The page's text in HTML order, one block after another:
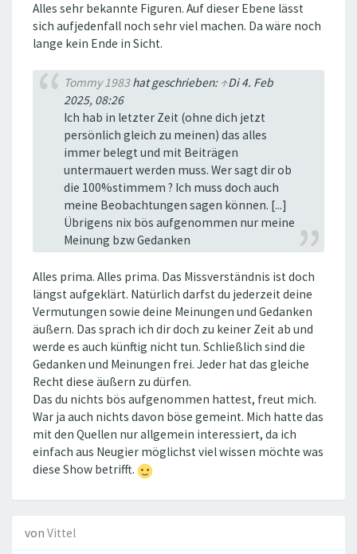
Alles sehr bekannte Figuren. Auf dieser Ebene lässt
sich aufjedenfall noch sehr viel machen. Da wäre noch
lange kein Ende in Sicht.
Tommy 1983hat geschrieben: ↑Di 4. Feb
2025, 08:26
Ich hab in letzter Zeit (ohne dich jetzt
persönlich gleich zu meinen) das alles
immer belegt und mit Beiträgen
untermauert werden muss. Wer sagt dir ob
die 100%stimmem ? Ich muss doch auch
meine Beobachtungen sagen können. [...]
Übrigens nix bös aufgenommen nur meine
Meinung bzw Gedanken
Alles prima. Alles prima. Das Missverständnis ist doch
längst aufgeklärt. Natürlich darfst du jederzeit deine
Vermutungen sowie deine Meinungen und Gedanken
äußern. Das sprach ich dir doch zu keiner Zeit ab und
werde es auch künftig nicht tun. Schließlich sind die
Gedanken und Meinungen frei. Jeder hat das gleiche
Recht diese äußern zu dürfen.
Das du nichts bös aufgenommen hattest, freut mich.
War ja auch nichts davon böse gemeint. Mich hatte das
mit den Quellen nur allgemein interessiert, da ich
einfach aus Neugier möglichst viel wissen möchte was
diese Show betrifft.
von Vittel